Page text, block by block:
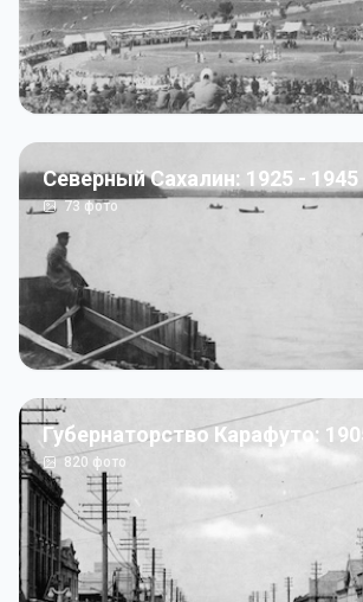
Северный Сахалин: 1925 - 1945
73фото
Губернаторство Карафуто:
820 фото